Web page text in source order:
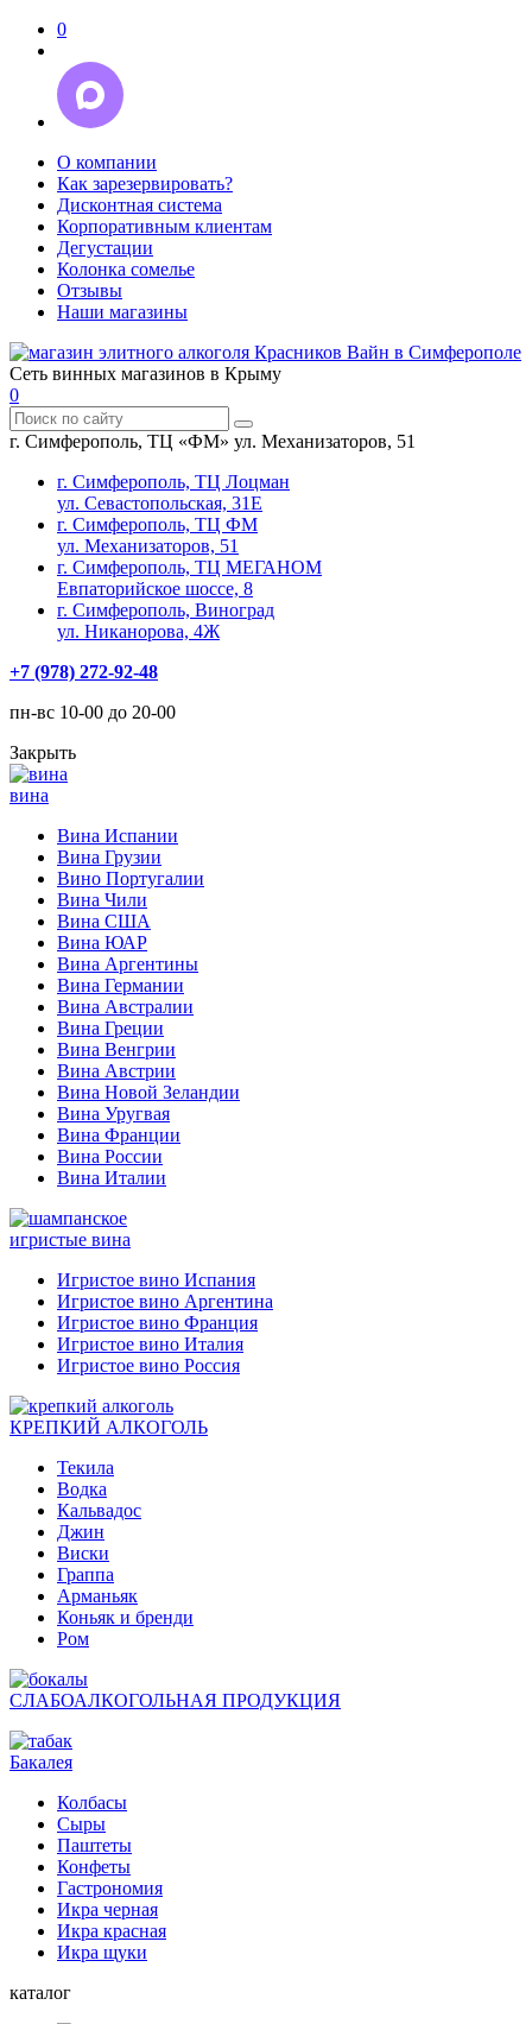
0
О компании
Как зарезервировать?
Дисконтная система
Корпоративным клиентам
Дегустации
Колонка сомелье
Отзывы
Наши магазины
Сеть винных магазинов в Крыму
0
г. Симферополь, ТЦ «ФМ» ул. Механизаторов, 51
г. Симферополь, ТЦ Лоцман
ул. Севастопольская, 31Е
г. Симферополь, ТЦ ФМ
ул. Механизаторов, 51
г. Симферополь, ТЦ МЕГАНОМ
Евпаторийское шоссе, 8
г. Симферополь, Виноград
ул. Никанорова, 4Ж
+7 (978) 272-92-48
пн-вс 10-00 до 20-00
Закрыть
вина
Вина Испании
Вина Грузии
Вино Португалии
Вина Чили
Вина США
Вина ЮАР
Вина Аргентины
Вина Германии
Вина Австралии
Вина Греции
Вина Венгрии
Вина Австрии
Вина Новой Зеландии
Вина Уругвая
Вина Франции
Вина России
Вина Италии
игристые вина
Игристое вино Испания
Игристое вино Аргентина
Игристое вино Франция
Игристое вино Италия
Игристое вино Россия
КРЕПКИЙ АЛКОГОЛЬ
Текила
Водка
Кальвадос
Джин
Виски
Граппа
Арманьяк
Коньяк и бренди
Ром
СЛАБОАЛКОГОЛЬНАЯ ПРОДУКЦИЯ
Бакалея
Колбасы
Сыры
Паштеты
Конфеты
Гастрономия
Икра черная
Икра красная
Икра щуки
каталог